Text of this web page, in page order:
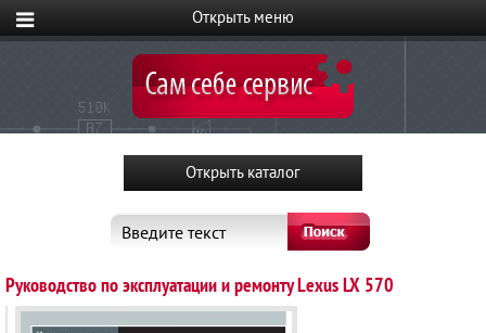
Введите текст
Руководство по эксплуатации и ремонту Lexus LX 570